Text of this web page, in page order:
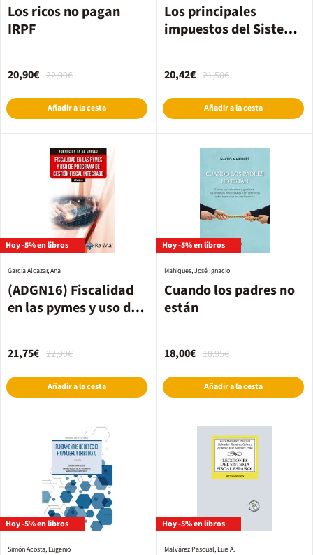
Los ricos no pagan
IRPF
22,00€
20,90€
Añadir a la cesta
Los principales
impuestos del Sistema
21,50€
20,42€
Añadir a la cesta
Hoy -5% en libros
(ADGN16) Fiscalidad
en las pymes y uso de
García Alcazar, Ana
22,90€
21,75€
Añadir a la cesta
Hoy -5% en libros
Cuando los padres no
están
Mahiques, José Ignacio
18,95€
18,00€
Añadir a la cesta
Hoy -5% en libros
Simón Acosta, Eugenio
Hoy -5% en libros
Malvárez Pascual, Luis A.